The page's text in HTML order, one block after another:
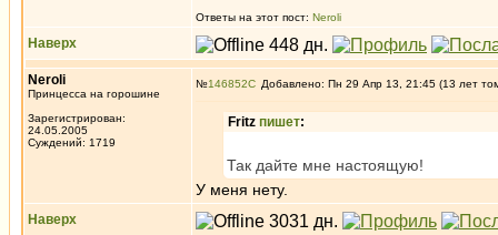
Ответы на этот пост: Neroli
Наверх
Neroli
Принцесса на горошине
Зарегистрирован:
24.05.2005
Суждений: 1719
№146852 Добавлено: Пн 29 Апр 13, 21:45 (13 лет
Fritz пишет:
Так дайте мне настоящую!
У меня нету.
Наверх